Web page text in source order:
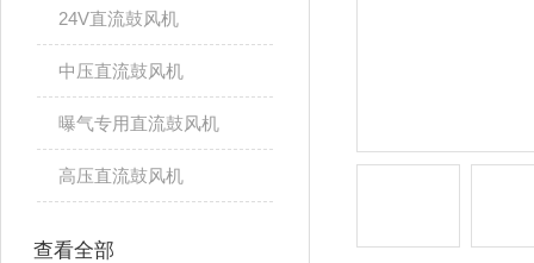
24V直流鼓风机
中压直流鼓风机
曝气专用直流鼓风机
高压直流鼓风机
查看全部